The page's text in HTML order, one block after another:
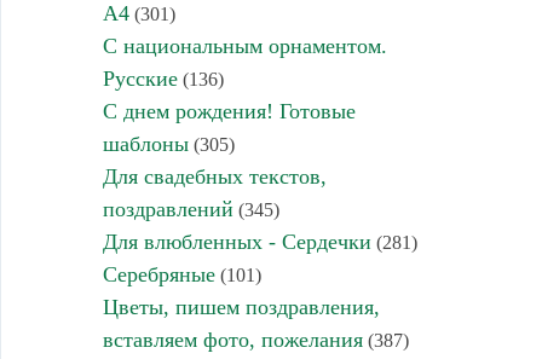
А4(301)
С национальным орнаментом.
Русские(136)
С днем рождения! Готовые
шаблоны(305)
Для свадебных текстов,
поздравлений (345)
Для влюбленных - Сердечки (281)
Серебряные(101)
Цветы, пишем поздравления,
вставляем фото, пожелания(387)